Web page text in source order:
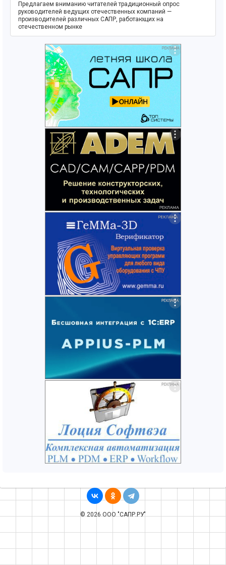
Предлагаем вниманию читателей традиционный опрос
руководителей ведущих отечественных компаний —
производителей различных САПР, работающих на
отечественном рынке
© 2026 ООО "САПР.РУ"